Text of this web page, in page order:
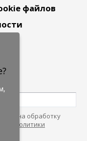
файлов
на обработку
"Политики